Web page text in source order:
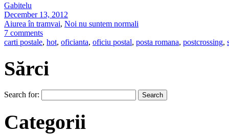
Gabitelu
December 13, 2012
Aiurea în tramvai, Noi nu suntem normali
7 comments
carti postale, hot, oficianta, oficiu postal, posta romana, postcrossing,
Sărci
Search for:
Categorii